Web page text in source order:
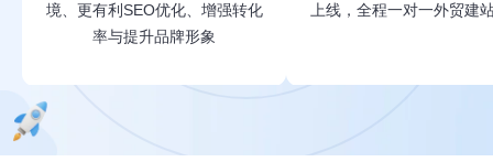
境、更有利SEO优化、增强转化
率与提升品牌形象
上线，全程一对一外贸建